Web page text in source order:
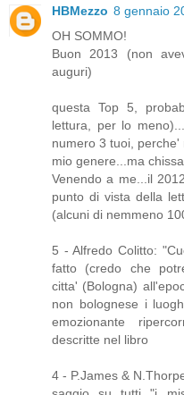
HBMezzo 8 gennaio
OH SOMMO!
Buon 2013 (non
auguri)
questa Top 5,
lettura, per lo
numero 3 tuoi,
mio genere...ma
Venendo a me...il
punto di vista della
(alcuni di nemmeno
5 - Alfredo Colitto:
fatto (credo che
citta' (Bologna)
non bolognese i
emozionante
descritte nel libro
4 - P.James &